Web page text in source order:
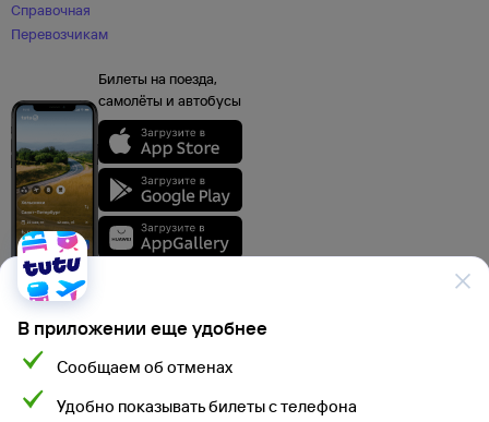
В приложении еще удобнее
Сообщаем об отменах
Удобно показывать билеты с телефона
Справочная
Перевозчикам
Билеты на поезда,
самолёты и автобусы
Данные, используемые на сайте Туту.ру, включая стоимость электронных
авиа- и ж/д билетов, электронных билетов на автобусы и туристского